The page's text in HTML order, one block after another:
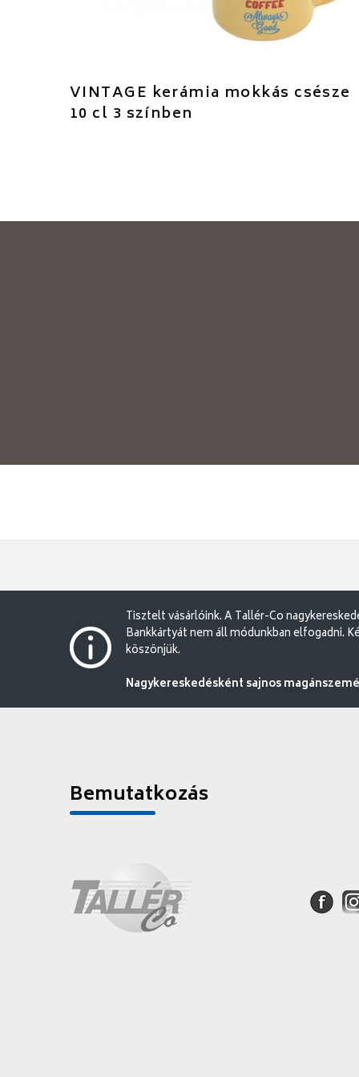
VINTAGE kerámia mokkás csésze
10 cl 3 színben
Tisztelt vásárlóink. A Tallér-Co
Bankkártyát nem áll módunkban elfogadni.
köszönjük.
Nagykereskedésként sajnos
Bemutatkozás